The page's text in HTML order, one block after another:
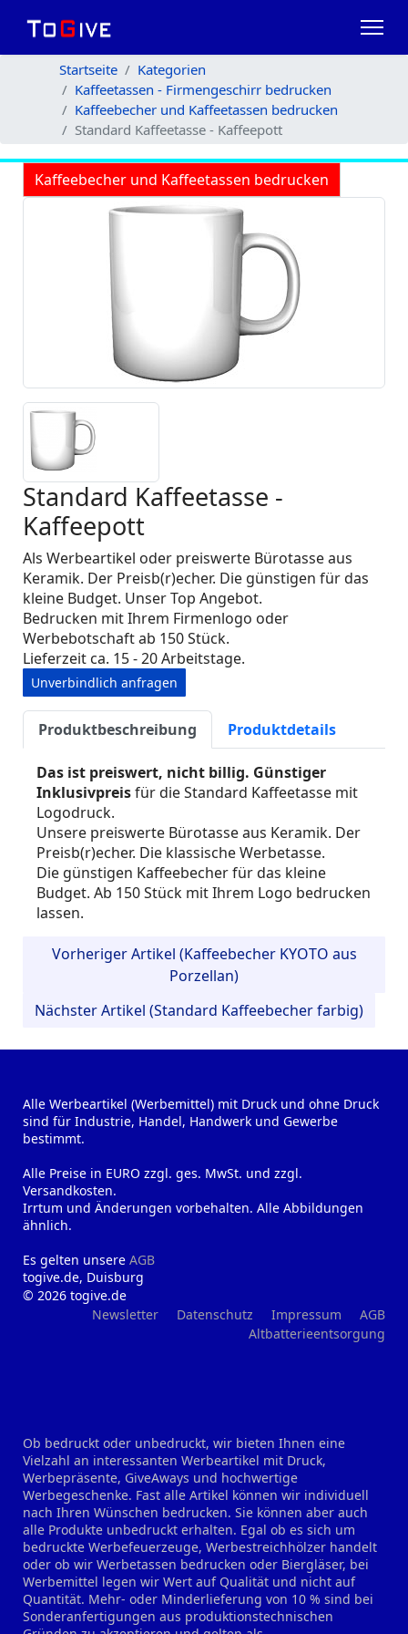
Startseite
Kategorien
Kaffeetassen - Firmengeschirr bedrucken
Kaffeebecher und Kaffeetassen bedrucken
Standard Kaffeetasse - Kaffeepott
Kaffeebecher und Kaffeetassen bedrucken
Standard Kaffeetasse -
Kaffeepott
Als Werbeartikel oder preiswerte Bürotasse aus
Keramik. Der Preisb(r)echer. Die günstigen für das
kleine Budget. Unser Top Angebot.
Bedrucken mit Ihrem Firmenlogo oder
Werbebotschaft ab 150 Stück.
Lieferzeit ca. 15 - 20 Arbeitstage.
Unverbindlich anfragen
Produktbeschreibung Produktdetails
Das ist preiswert, nicht billig. Günstiger
Inklusivpreisfür die Standard Kaffeetasse mit
Logodruck.
Unsere preiswerte Bürotasse aus Keramik. Der
Preisb(r)echer. Die klassische Werbetasse.
Die günstigen Kaffeebecher für das kleine
Budget. Ab 150 Stück mit Ihrem Logo bedrucken
lassen.
Vorheriger Artikel (Kaffeebecher KYOTO aus
Porzellan)
Nächster Artikel (Standard Kaffeebecher farbig)
Alle Werbeartikel (Werbemittel) mit Druck und ohne Druck
sind für Industrie, Handel, Handwerk und Gewerbe
bestimmt.
Alle Preise in EURO zzgl. ges. MwSt. und zzgl.
Versandkosten.
Irrtum und Änderungen vorbehalten. Alle Abbildungen
ähnlich.
Es gelten unsere AGB
togive.de, Duisburg
© 2026 togive.de
Newsletter
Datenschutz Impressum
AGB
Altbatterieentsorgung
Ob bedruckt oder unbedruckt, wir bieten Ihnen eine
Vielzahl an interessanten Werbeartikel mit Druck,
Werbepräsente, GiveAways und hochwertige
Werbegeschenke. Fast alle Artikel können wir individuell
nach Ihren Wünschen bedrucken. Sie können aber auch
alle Produkte unbedruckt erhalten. Egal ob es sich um
bedruckte Werbefeuerzeuge, Werbestreichhölzer handelt
oder ob wir Werbetassen bedrucken oder Biergläser, bei
Werbemittel legen wir Wert auf Qualität und nicht auf
Quantität. Mehr- oder Minderlieferung von 10 % sind bei
Sonderanfertigungen aus produktionstechnischen